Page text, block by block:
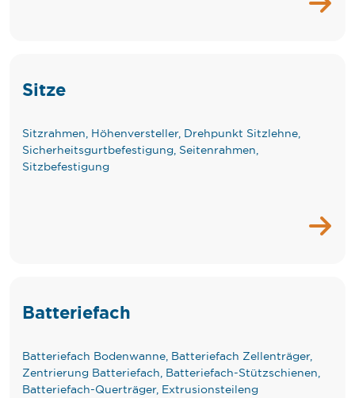
Sitze
Sitzrahmen, Höhenversteller, Drehpunkt Sitzlehne,
Sicherheitsgurtbefestigung, Seitenrahmen,
Sitzbefestigung
Batteriefach
Batteriefach Bodenwanne, Batteriefach Zellenträger,
Zentrierung Batteriefach, Batteriefach-Stützschienen,
Batteriefach-Querträger, Extrusionsteileng